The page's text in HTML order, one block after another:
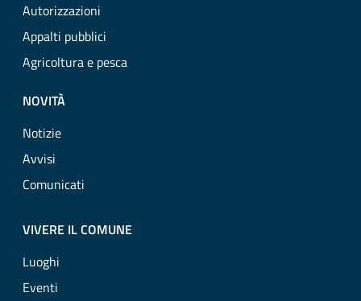
Autorizzazioni
Appalti pubblici
Agricoltura e pesca
NOVITÀ
Notizie
Avvisi
Comunicati
VIVERE IL COMUNE
Luoghi
Eventi